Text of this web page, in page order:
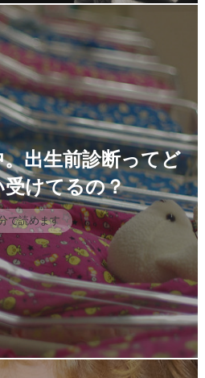
出生前診断ってど
けてるの？
で読めます